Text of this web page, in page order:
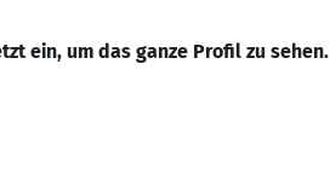
ein, um das ganze Profil zu sehen.